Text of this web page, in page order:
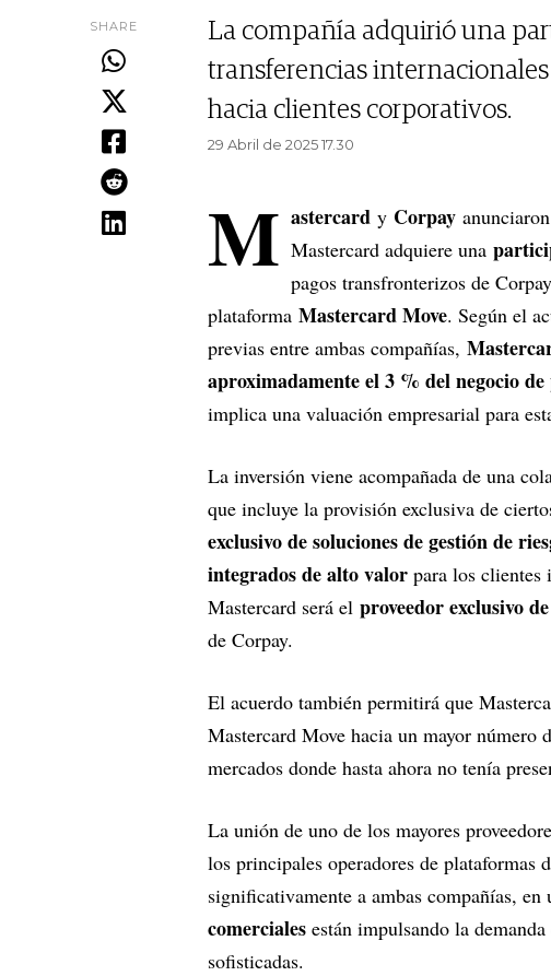
SHARE
La compañía adquirió una
transferencias
hacia clientes corporativos.
29 Abril de 2025 17.30
M astercard y Corpay
Mastercard adquiere una
pagos transfronterizos de
plataforma Mastercard Move. Según el
previas entre ambas compañías,
aproximadamente el 3 % del negocio
implica una valuación empresarial para
La inversión viene acompañada de una
que incluye la provisión exclusiva de
exclusivo de soluciones de gestión de
integrados de alto valor para los clientes
Mastercard será el proveedor exclusivo
de Corpay.
El acuerdo también permitirá que
Mastercard Move hacia un mayor número
mercados donde hasta ahora no tenía
La unión de uno de los mayores
los principales operadores de plataformas
significativamente a ambas compañías,
comerciales están impulsando la
sofisticadas.